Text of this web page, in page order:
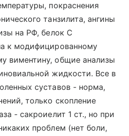
покраснения
танзилита, ангины
на РФ, белок С
к модифицированному
виментину, общие анализы
жидкости. Все в
суставов - норма,
только скопление
- сакроиелит 1 ст., но при
проблем (нет боли,